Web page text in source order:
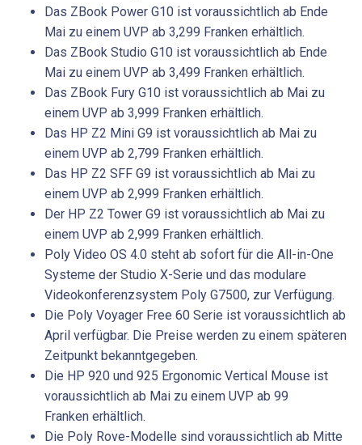
Das ZBook Power G10 ist voraussichtlich ab Ende
Mai zu einem UVP ab 3,299 Franken erhältlich.
Das ZBook Studio G10 ist voraussichtlich ab Ende
Mai zu einem UVP ab 3,499 Franken erhältlich.
Das ZBook Fury G10 ist voraussichtlich ab Mai zu
einem UVP ab 3,999 Franken erhältlich.
Das HP Z2 Mini G9 ist voraussichtlich ab Mai zu
einem UVP ab 2,799 Franken erhältlich.
Das HP Z2 SFF G9 ist voraussichtlich ab Mai zu
einem UVP ab 2,999 Franken erhältlich.
Der HP Z2 Tower G9 ist voraussichtlich ab Mai zu
einem UVP ab 2,999 Franken erhältlich.
Poly Video OS 4.0 steht ab sofort für die All-in-One
Systeme der Studio X-Serie und das modulare
Videokonferenzsystem Poly G7500, zur Verfügung.
Die Poly Voyager Free 60 Serie ist voraussichtlich ab
April verfügbar. Die Preise werden zu einem späteren
Zeitpunkt bekanntgegeben.
Die HP 920 und 925 Ergonomic Vertical Mouse ist
voraussichtlich ab Mai zu einem UVP ab 99
Franken erhältlich.
Die Poly Rove-Modelle sind voraussichtlich ab Mitte